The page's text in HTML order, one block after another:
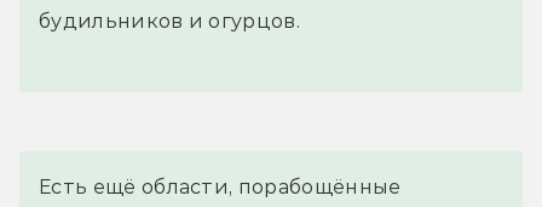
будильников и огурцов.
Есть ещё области, порабощённые